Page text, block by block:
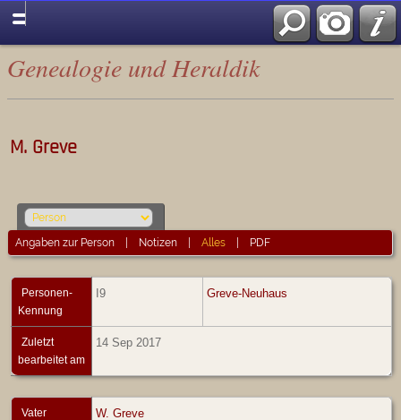
Genealogie und Heraldik
M. Greve
Angaben zur Person Notizen |Alles PDF
Personen-
Kennung
I9 Greve-Neuhaus
Zuletzt
bearbeitet am
14 Sep 2017
Vater W. Greve